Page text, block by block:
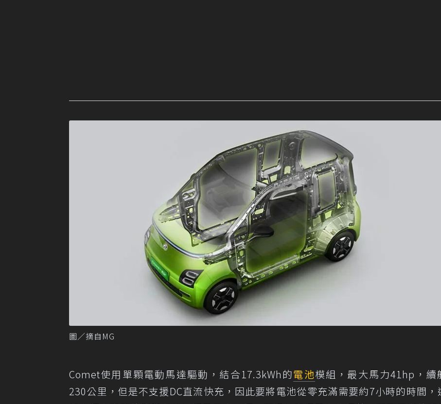
圖／摘自MG
Comet使用單顆電動馬達驅動，結合17.3kWh的電池模組，最大馬力41hp，續
230公里，但是不支援DC直流快充，因此要將電池從零充滿需要約7小時的時間，